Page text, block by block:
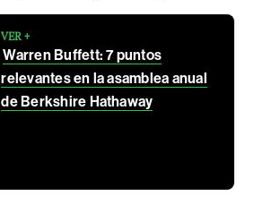
VER +
Warren Buffett: 7 puntos
relevantes en la asamblea anual
de Berkshire Hathaway